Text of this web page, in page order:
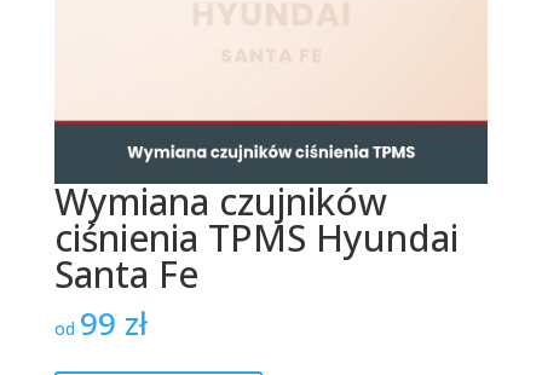
Wymiana czujników
ciśnienia TPMS Hyundai
Santa Fe
od 99 zł